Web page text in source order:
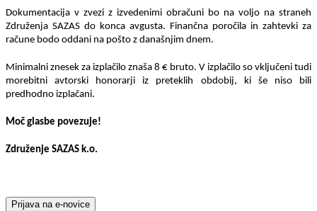
Dokumentacija v zvezi z izvedenimi obračuni bo na voljo na straneh
Združenja SAZAS do konca avgusta. Finančna poročila in zahtevki za
račune bodo oddani na pošto z današnjim dnem.
Minimalni znesek za izplačilo znaša 8 € bruto. V izplačilo so vključeni tudi
morebitni avtorski honorarji iz preteklih obdobij, ki še niso bili
predhodno izplačani.
Moč glasbe povezuje!
Združenje SAZAS k.o.
Prijava na e-novice